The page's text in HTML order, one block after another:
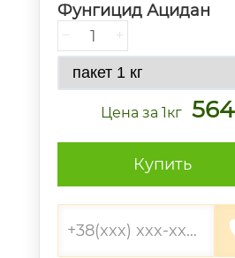
Фунгицид Ацидан
− +
Цена за 1кг 564
Купить